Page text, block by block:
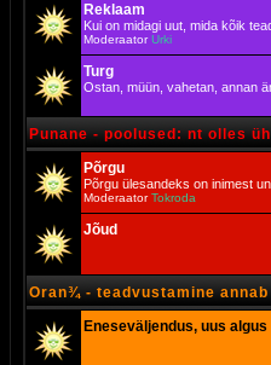
Reklaam
Kui on midagi uut, mida kõik
ModeraatorUrki
Turg
Ostan, müün, vahetan, annan
Punane - poolused: nt olles
Põrgu
Põrgu ülesandeks on inimest
ModeraatorTokroda
Jõud
Oran¾ - teadvustamine
Eneseväljendus, uus algus